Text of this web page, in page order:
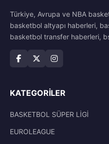
Türkiye, Avrupa ve NBA
basketbol altyapı haberleri,
basketbol transfer haberleri,
KATEGORILER
BASKETBOL SÜPER LİGİ
EUROLEAGUE